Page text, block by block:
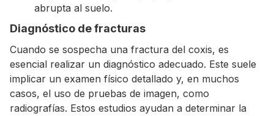
abrupta al suelo.
Diagnóstico de fracturas
Cuando se sospecha una fractura del coxis, es
esencial realizar un diagnóstico adecuado. Este suele
implicar un examen físico detallado y, en muchos
casos, el uso de pruebas de imagen, como
radiografías. Estos estudios ayudan a determinar la